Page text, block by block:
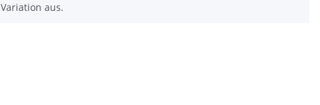
Variation aus.